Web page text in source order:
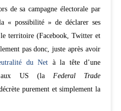
de sa campagne électorale par
« possibilité » de déclarer ses
le territoire (Facebook, Twitter et
pas donc, juste après avoir
du Net à la tête d’une
aux US (la Federal Trade
purement et simplement la